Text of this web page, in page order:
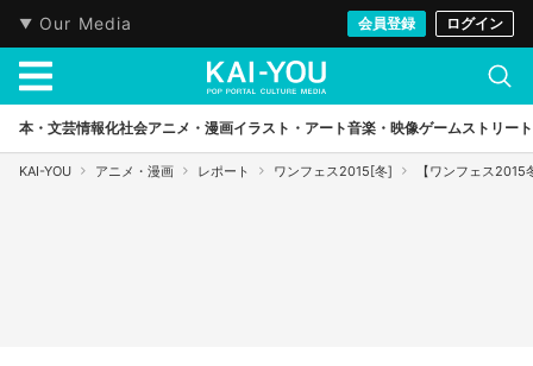
Our Media 会員登録 ログイン
本・文芸情報化社会アニメ・漫画イラスト・アート音楽・映像ゲームストリート
KAI-YOU アニメ・漫画 レポート ワンフェス2015[冬] 【ワンフェス